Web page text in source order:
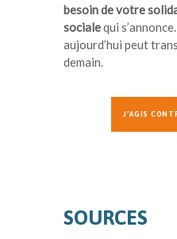
besoin de votre
socialequi
aujourd’hui peut
demain.
J’AGIS
SOURCES